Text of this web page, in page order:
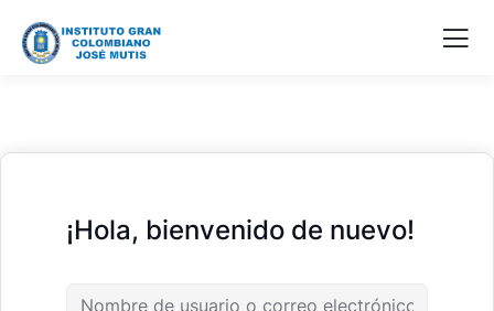
¡Hola, bienvenido de nuevo!